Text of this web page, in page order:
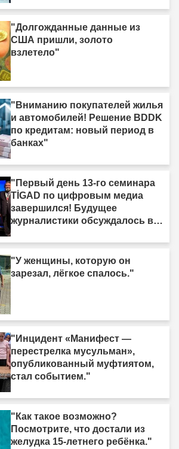
"Долгожданные данные из
США пришли, золото
взлетело"
"Вниманию покупателей жилья
и автомобилей! Решение BDDK
по кредитам: новый период в
банках"
"Первый день 13-го семинара
TİGAD по цифровым медиа
завершился! Будущее
журналистики обсуждалось в
"У женщины, которую он
зарезал, лёгкое спалось."
"Инцидент «Манифест —
перестрелка мусульман»,
опубликованный муфтиятом,
стал событием."
"Как такое возможно?
Посмотрите, что достали из
желудка 15-летнего ребёнка."